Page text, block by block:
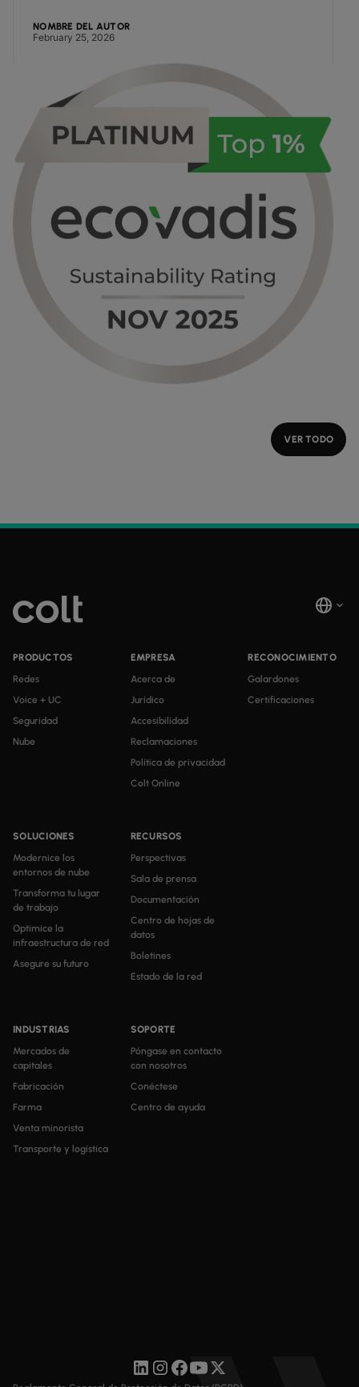
NOMBRE DEL AUTOR
February 25, 2026
VER TODO
PRODUCTOS
Redes
Voice + UC
Seguridad
Nube
SOLUCIONES
Modernice los
entornos de nube
Transforma tu lugar
de trabajo
Optimice la
infraestructura de red
Asegure su futuro
INDUSTRIAS
Mercados de
capitales
Fabricación
Farma
Venta minorista
Transporte y logística
RECURSOS
Perspectivas
Sala de prensa
Documentación
Centro de hojas de
datos
Boletines
Estado de la red
EMPRESA
Acerca de
Jurídico
Accesibilidad
Reclamaciones
Política de privacidad
Colt Online
SOPORTE
Póngase en contacto
con nosotros
Conéctese
Centro de ayuda
RECONOCIMIENTO
Galardones
Certificaciones